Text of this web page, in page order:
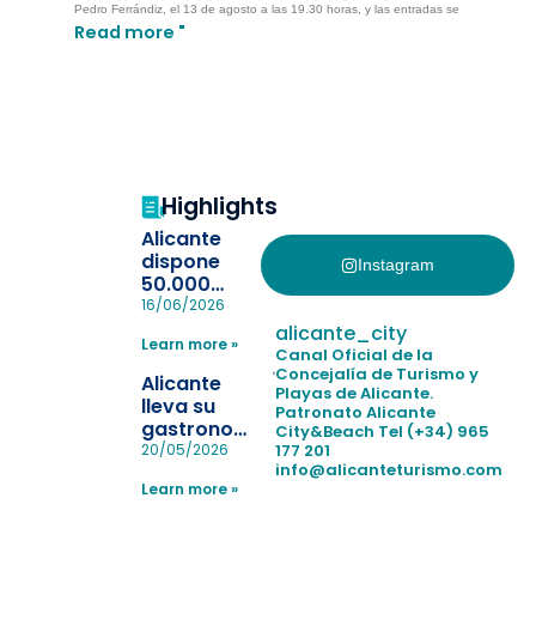
Pedro Ferrándiz, el 13 de agosto a las 19.30 horas, y las entradas se
Read more "
Highlights
Alicante
dispone
50.000
pulseras
la
pérdida de niños
en las
playas y
realiza con
éxito un
simulacro de socorrismo
16/06/2026
Learn more »
Alicante
lleva su
gastronomía
a Madrid
reforzar el
20/05/2026
Learn more »
Instagram
alicante_city
Canal Oficial de la
Concejalía de Turismo y
Playas de Alicante.
Patronato Alicante
City&Beach Tel (+34) 965
177 201
info@alicanteturismo.com